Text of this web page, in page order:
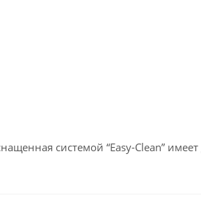
системой “Easy-Clean”